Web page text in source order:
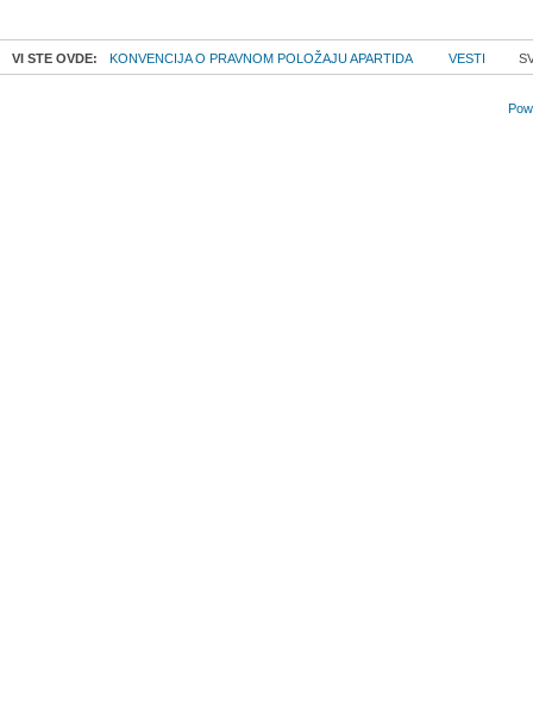
VI STE OVDE: KONVENCIJA O PRAVNOM POLOŽAJU APARTIDA VESTI